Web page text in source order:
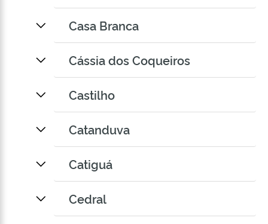
Casa Branca
Cássia dos Coqueiros
Castilho
Catanduva
Catiguá
Cedral